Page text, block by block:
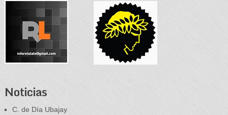
Noticias
C. de Día Ubajay